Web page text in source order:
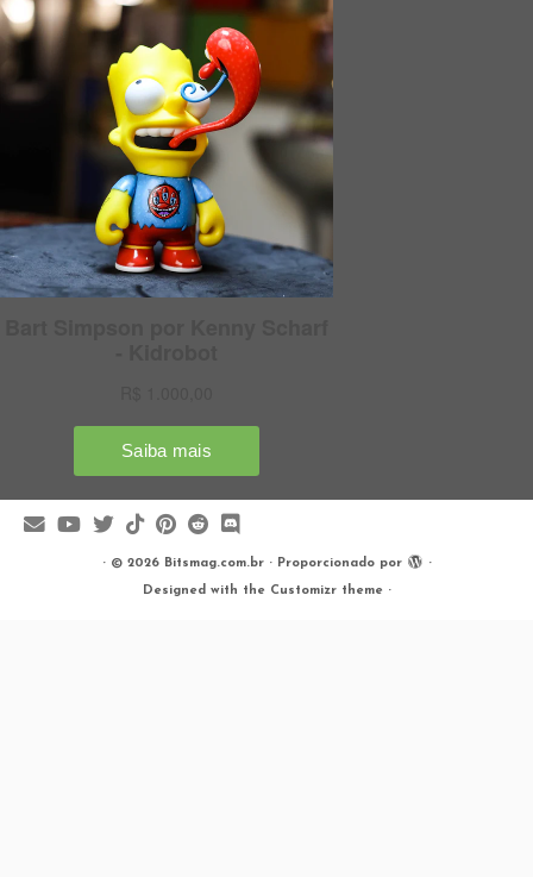
· © 2026 Bitsmag.com.br· Proporcionado por ·
Designed with the Customizr theme ·